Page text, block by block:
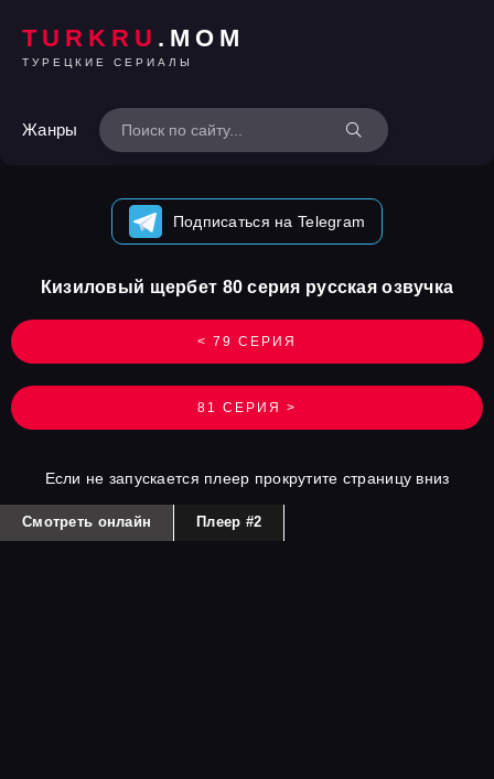
TURKRU .MOM
ТУРЕЦКИЕ СЕРИАЛЫ
Жанры
Подписаться на Telegram
< 79 СЕРИЯ
Кизиловый щербет 80 серия русская озвучка
81 СЕРИЯ >
Если не запускается плеер прокрутите страницу вниз
Смотреть онлайн Плеер #2